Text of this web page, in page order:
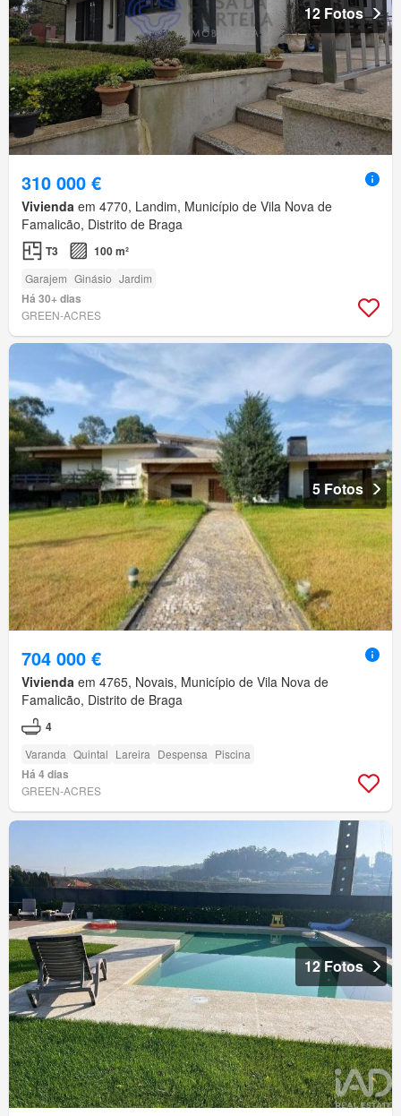
12 Fotos
310 000 €
Vivienda em 4770, Landim, Município de Vila Nova de
Famalicão, Distrito de Braga
T3 100 m²
Garajem Ginásio Jardim
Há 30+ dias
GREEN-ACRES
5 Fotos
704 000 €
Vivienda em 4765, Novais, Município de Vila Nova de
Famalicão, Distrito de Braga
4
Varanda Quintal Lareira Despensa Piscina
Há 4 dias
GREEN-ACRES
12 Fotos